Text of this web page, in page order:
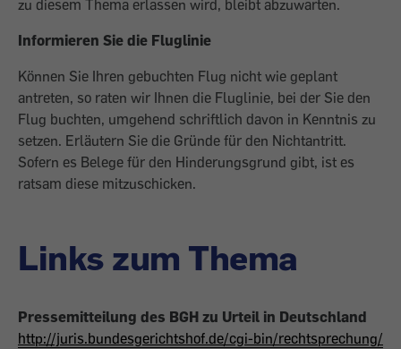
zu diesem Thema erlassen wird, bleibt abzuwarten.
Informieren Sie die Fluglinie
Können Sie Ihren gebuchten Flug nicht wie geplant
antreten, so raten wir Ihnen die Fluglinie, bei der Sie den
Flug buchten, umgehend schriftlich davon in Kenntnis zu
setzen. Erläutern Sie die Gründe für den Nichtantritt.
Sofern es Belege für den Hinderungsgrund gibt, ist es
ratsam diese mitzuschicken.
Links zum Thema
Pressemitteilung des BGH zu Urteil in Deutschland
http://juris.bundesgerichtshof.de/cgi-bin/rechtsprechung/